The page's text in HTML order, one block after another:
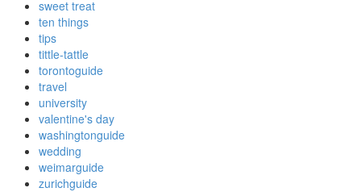
sweet treat
ten things
tips
tittle-tattle
torontoguide
travel
university
valentine's day
washingtonguide
wedding
weimarguide
zurichguide